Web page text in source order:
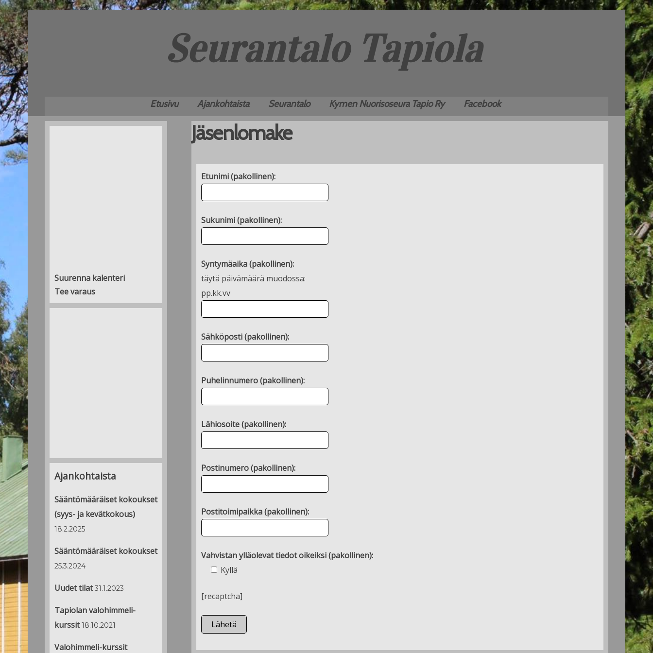
Etusivu Ajankohtaista Seurantalo Kymen Nuorisoseura Tapio Ry Facebook
Jäsenlomake
Etunimi (pakollinen):
Sukunimi (pakollinen):
Syntymäaika (pakollinen):
täytä päivämäärä muodossa:
pp.kk.vv
Sähköposti (pakollinen):
Puhelinnumero (pakollinen):
Lähiosoite (pakollinen):
Postinumero (pakollinen):
Postitoimipaikka (pakollinen):
Vahvistan ylläolevat tiedot oikeiksi (pakollinen):
Kyllä
[recaptcha]
Suurenna kalenteri
Tee varaus
Ajankohtaista
Sääntömääräiset kokoukset
(syys- ja kevätkokous)
18.2.2025
Sääntömääräiset kokoukset
25.3.2024
Uudet tilat 31.1.2023
Tapiolan valohimmeli-
kurssit 18.10.2021
Valohimmeli-kurssit